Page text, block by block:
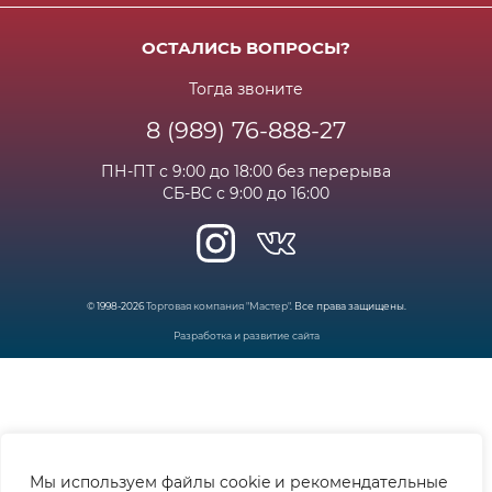
Мы используем файлы cookie и рекомендательные
Возрат и гарантия
Часто задаваемые вопросы
ОСТАЛИСЬ ВОПРОСЫ?
Тогда звоните
8 (989) 76-888-27
ПН-ПТ с 9:00 до 18:00 без перерыва
СБ-ВС с 9:00 до 16:00
© 1998-2026Торговая компания "Мастер". Все права защищены.
Разработка и развитие сайта